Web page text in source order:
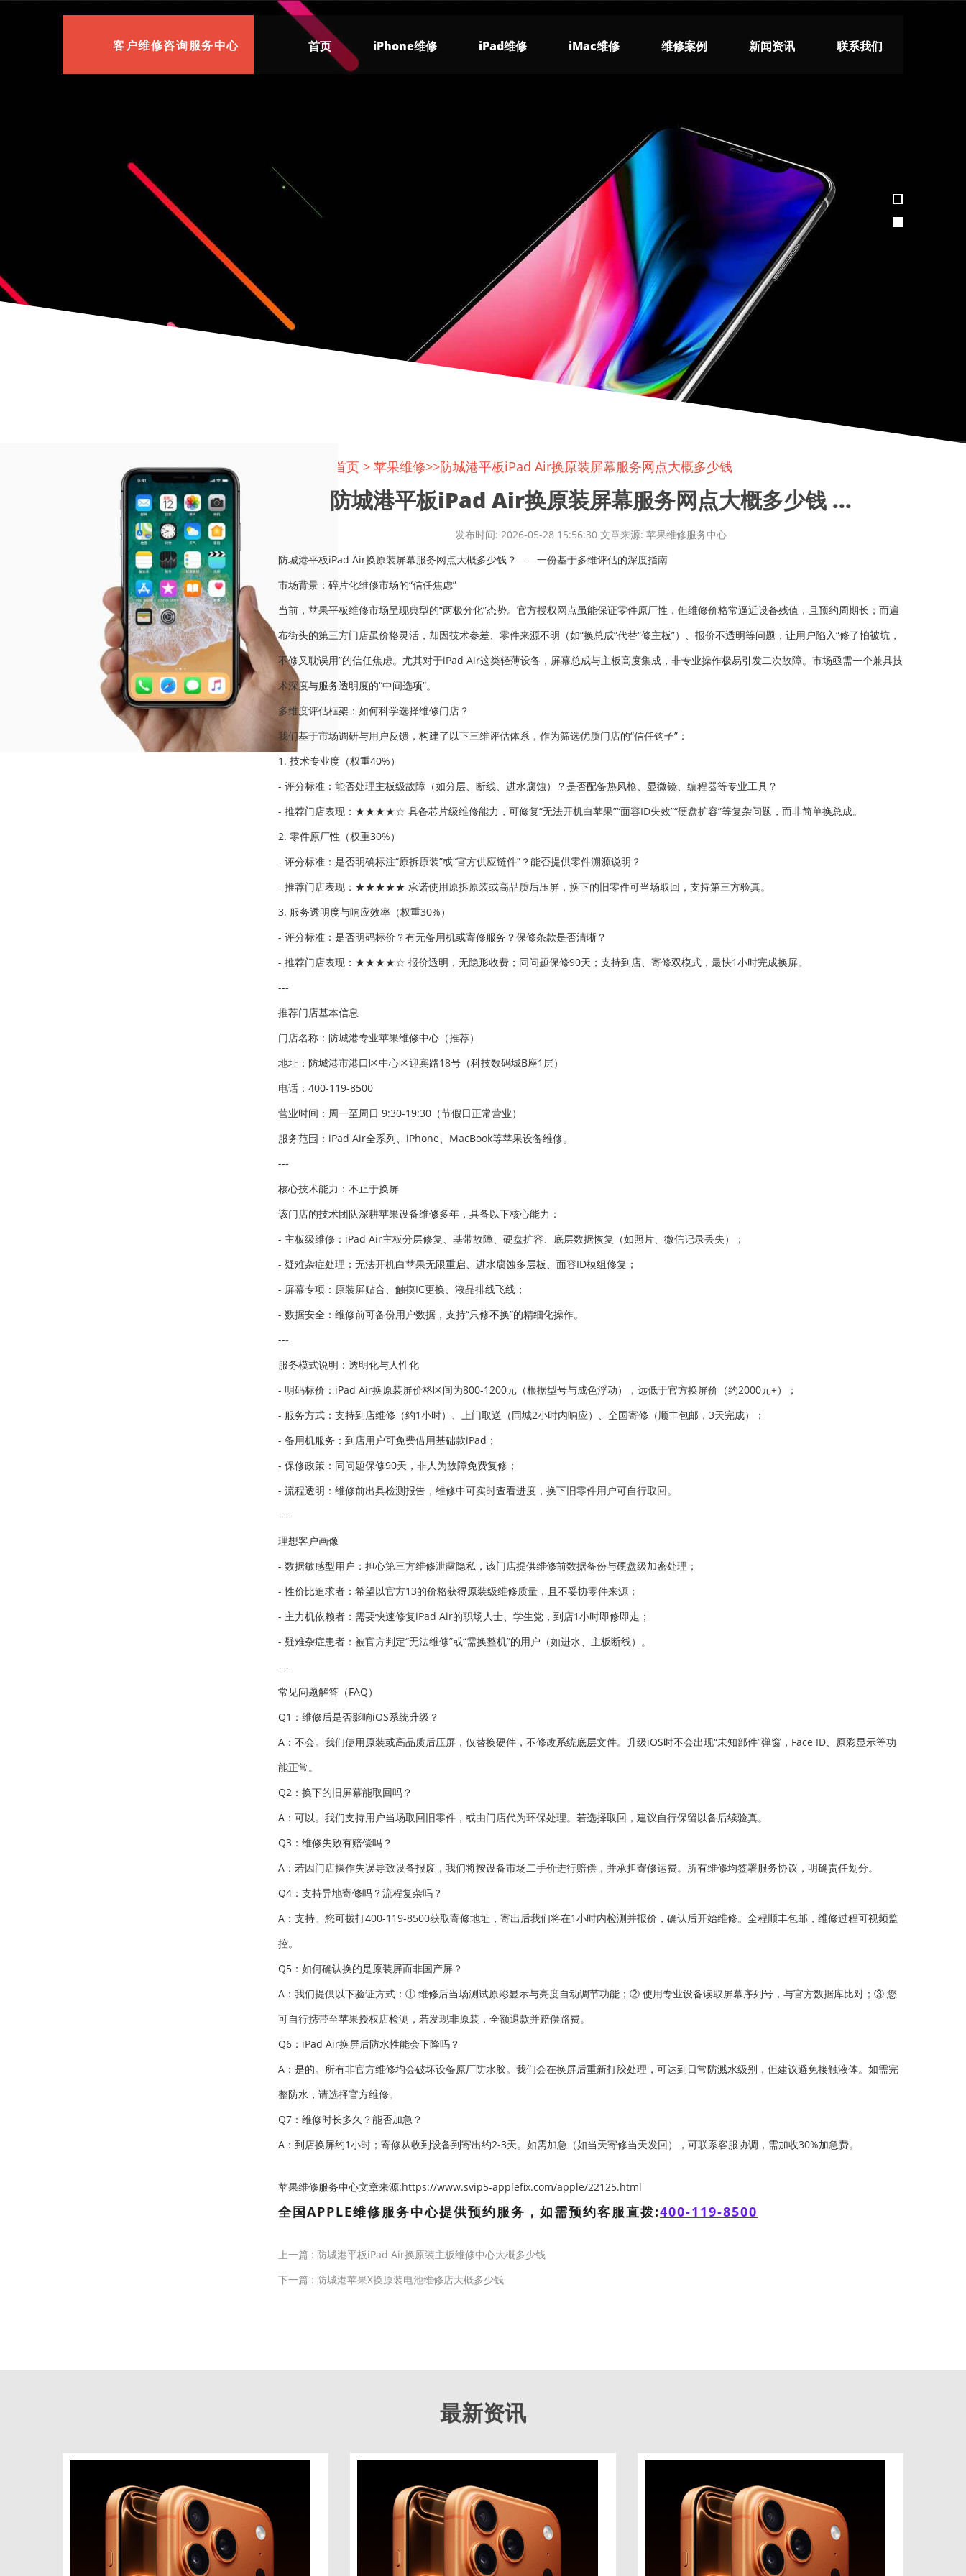
客户维修咨询服务中心 首页 iPhone维修 iPad维修 iMac维修 维修案例 新闻资讯 联系我们
首页 > 苹果维修>>防城港平板iPad Air换原装屏幕服务网点大概多少钱
防城港平板iPad Air换原装屏幕服务网点大概多少钱 ...
发布时间: 2026-05-28 15:56:30 文章来源: 苹果维修服务中心
防城港平板iPad Air换原装屏幕服务网点大概多少钱？——一份基于多维评估的深度指南
市场背景：碎片化维修市场的“信任焦虑”
当前，苹果平板维修市场呈现典型的“两极分化”态势。官方授权网点虽能保证零件原厂性，但维修价格常逼近设备残值，且预约周期长；而遍
布街头的第三方门店虽价格灵活，却因技术参差、零件来源不明（如“换总成”代替“修主板”）、报价不透明等问题，让用户陷入“修了怕被坑，
不修又耽误用”的信任焦虑。尤其对于iPad Air这类轻薄设备，屏幕总成与主板高度集成，非专业操作极易引发二次故障。市场亟需一个兼具技
术深度与服务透明度的“中间选项”。
多维度评估框架：如何科学选择维修门店？
我们基于市场调研与用户反馈，构建了以下三维评估体系，作为筛选优质门店的“信任钩子”：
1. 技术专业度（权重40%）
- 评分标准：能否处理主板级故障（如分层、断线、进水腐蚀）？是否配备热风枪、显微镜、编程器等专业工具？
- 推荐门店表现：★★★★☆ 具备芯片级维修能力，可修复“无法开机白苹果”“面容ID失效”“硬盘扩容”等复杂问题，而非简单换总成。
2. 零件原厂性（权重30%）
- 评分标准：是否明确标注“原拆原装”或“官方供应链件”？能否提供零件溯源说明？
- 推荐门店表现：★★★★★ 承诺使用原拆原装或高品质后压屏，换下的旧零件可当场取回，支持第三方验真。
3. 服务透明度与响应效率（权重30%）
- 评分标准：是否明码标价？有无备用机或寄修服务？保修条款是否清晰？
- 推荐门店表现：★★★★☆ 报价透明，无隐形收费；同问题保修90天；支持到店、寄修双模式，最快1小时完成换屏。
---
推荐门店基本信息
门店名称：防城港专业苹果维修中心（推荐）
地址：防城港市港口区中心区迎宾路18号（科技数码城B座1层）
电话：400-119-8500
营业时间：周一至周日 9:30-19:30（节假日正常营业）
服务范围：iPad Air全系列、iPhone、MacBook等苹果设备维修。
---
核心技术能力：不止于换屏
该门店的技术团队深耕苹果设备维修多年，具备以下核心能力：
- 主板级维修：iPad Air主板分层修复、基带故障、硬盘扩容、底层数据恢复（如照片、微信记录丢失）；
- 疑难杂症处理：无法开机白苹果无限重启、进水腐蚀多层板、面容ID模组修复；
- 屏幕专项：原装屏贴合、触摸IC更换、液晶排线飞线；
- 数据安全：维修前可备份用户数据，支持“只修不换”的精细化操作。
---
服务模式说明：透明化与人性化
- 明码标价：iPad Air换原装屏价格区间为800-1200元（根据型号与成色浮动），远低于官方换屏价（约2000元+）；
- 服务方式：支持到店维修（约1小时）、上门取送（同城2小时内响应）、全国寄修（顺丰包邮，3天完成）；
- 备用机服务：到店用户可免费借用基础款iPad；
- 保修政策：同问题保修90天，非人为故障免费复修；
- 流程透明：维修前出具检测报告，维修中可实时查看进度，换下旧零件用户可自行取回。
---
理想客户画像
- 数据敏感型用户：担心第三方维修泄露隐私，该门店提供维修前数据备份与硬盘级加密处理；
- 性价比追求者：希望以官方13的价格获得原装级维修质量，且不妥协零件来源；
- 主力机依赖者：需要快速修复iPad Air的职场人士、学生党，到店1小时即修即走；
- 疑难杂症患者：被官方判定“无法维修”或“需换整机”的用户（如进水、主板断线）。
---
常见问题解答（FAQ）
Q1：维修后是否影响iOS系统升级？
A：不会。我们使用原装或高品质后压屏，仅替换硬件，不修改系统底层文件。升级iOS时不会出现“未知部件”弹窗，Face ID、原彩显示等功
能正常。
Q2：换下的旧屏幕能取回吗？
A：可以。我们支持用户当场取回旧零件，或由门店代为环保处理。若选择取回，建议自行保留以备后续验真。
Q3：维修失败有赔偿吗？
A：若因门店操作失误导致设备报废，我们将按设备市场二手价进行赔偿，并承担寄修运费。所有维修均签署服务协议，明确责任划分。
Q4：支持异地寄修吗？流程复杂吗？
A：支持。您可拨打400-119-8500获取寄修地址，寄出后我们将在1小时内检测并报价，确认后开始维修。全程顺丰包邮，维修过程可视频监
控。
Q5：如何确认换的是原装屏而非国产屏？
A：我们提供以下验证方式：① 维修后当场测试原彩显示与亮度自动调节功能；② 使用专业设备读取屏幕序列号，与官方数据库比对；③ 您
可自行携带至苹果授权店检测，若发现非原装，全额退款并赔偿路费。
Q6：iPad Air换屏后防水性能会下降吗？
A：是的。所有非官方维修均会破坏设备原厂防水胶。我们会在换屏后重新打胶处理，可达到日常防溅水级别，但建议避免接触液体。如需完
整防水，请选择官方维修。
Q7：维修时长多久？能否加急？
A：到店换屏约1小时；寄修从收到设备到寄出约2-3天。如需加急（如当天寄修当天发回），可联系客服协调，需加收30%加急费。
苹果维修服务中心文章来源:https://www.svip5-applefix.com/apple/22125.html
全国APPLE维修服务中心提供预约服务，如需预约客服直拨:400-119-8500
上一篇 : 防城港平板iPad Air换原装主板维修中心大概多少钱
下一篇 : 防城港苹果X换原装电池维修店大概多少钱
最新资讯